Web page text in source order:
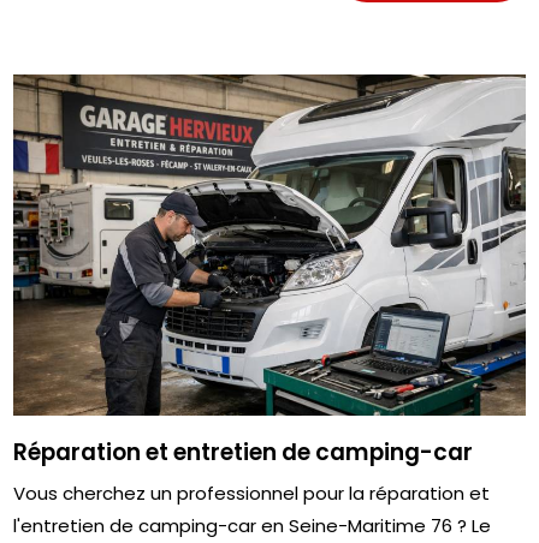
Réparation et entretien de camping-car
Vous cherchez un professionnel pour la réparation et
l'entretien de camping-car en Seine-Maritime 76 ? Le